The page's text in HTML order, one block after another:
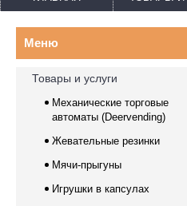
Товары и услуги
Механические торговые
автоматы (Deervending)
Жевательные резинки
Мячи-прыгуны
Игрушки в капсулах